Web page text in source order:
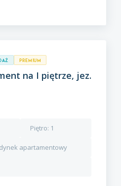
premium
na I piętrze, jez.
Piętro: 1
apartamentowy